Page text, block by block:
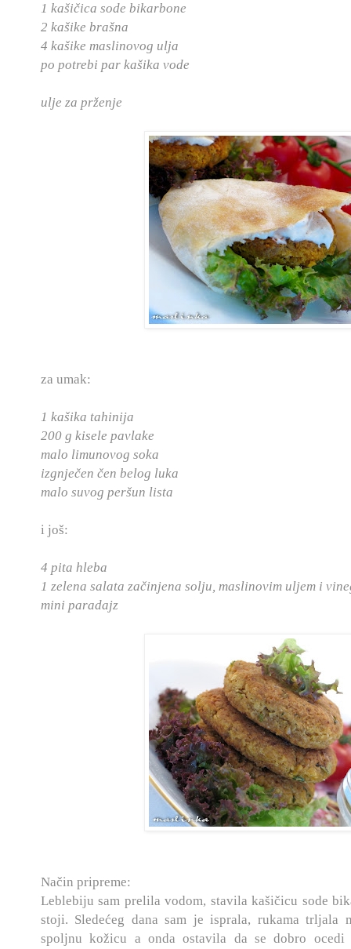
1 kašičica sode bikarbone
2 kašike brašna
4 kašike maslinovog ulja
po potrebi par kašika vode
ulje za prženje
za umak:
1 kašika tahinija
200 g kisele pavlake
malo limunovog soka
izgnječen čen belog luka
malo suvog peršun lista
i još:
4 pita hleba
1 zelena salata začinjena solju, maslinovim uljem i
mini paradajz
Način pripreme:
Leblebiju sam prelila vodom, stavila kašičicu sode
stoji. Sledećeg dana sam je isprala, rukama trljala
spoljnu kožicu a onda ostavila da se dobro